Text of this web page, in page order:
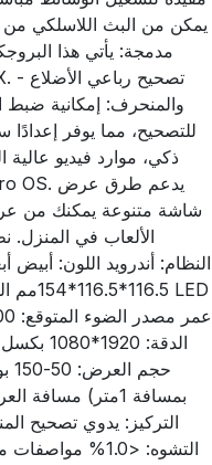
مدمجة: يأتي هذا
للتصحيح، مما يوفر إعدادًا
ذكي، موارد فيديو
شاشة متنوعة يمكنك من
الألعاب في المنزل.
التشوه: <1.0% مواصفات مكبر الصوت: 4 أوم 3واط تجويف صوتي